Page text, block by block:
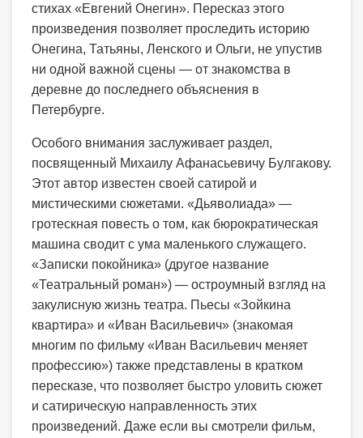
стихах «Евгений Онегин». Пересказ этого
произведения позволяет проследить историю
Онегина, Татьяны, Ленского и Ольги, не упустив
ни одной важной сцены — от знакомства в
деревне до последнего объяснения в
Петербурге.
Особого внимания заслуживает раздел,
посвященный Михаилу Афанасьевичу Булгакову.
Этот автор известен своей сатирой и
мистическими сюжетами. «Дьяволиада» —
гротескная повесть о том, как бюрократическая
машина сводит с ума маленького служащего.
«Записки покойника» (другое название
«Театральный роман») — остроумный взгляд на
закулисную жизнь театра. Пьесы «Зойкина
квартира» и «Иван Васильевич» (знакомая
многим по фильму «Иван Васильевич меняет
профессию») также представлены в кратком
пересказе, что позволяет быстро уловить сюжет
и сатирическую направленность этих
произведений. Даже если вы смотрели фильм,